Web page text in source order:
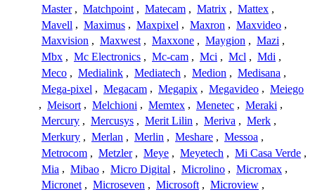
Master , Matchpoint , Matecam , Matrix , Mattex ,
Mavell , Maximus , Maxpixel , Maxron , Maxvideo ,
Maxvision , Maxwest , Maxxone , Maygion , Mazi ,
Mbx , Mc Electronics , Mc-cam , Mci , Mcl , Mdi ,
Meco , Medialink , Mediatech , Medion , Medisana ,
Mega-pixel , Megacam , Megapix , Megavideo , Meiego
, Meisort , Melchioni , Memtex , Menetec , Meraki ,
Mercury , Mercusys , Merit Lilin , Meriva , Merk ,
Merkury , Merlan , Merlin , Meshare , Messoa ,
Metrocom , Metzler , Meye , Meyetech , Mi Casa Verde ,
Mia , Mibao , Micro Digital , Microlino , Micromax ,
Micronet , Microseven , Microsoft , Microview ,